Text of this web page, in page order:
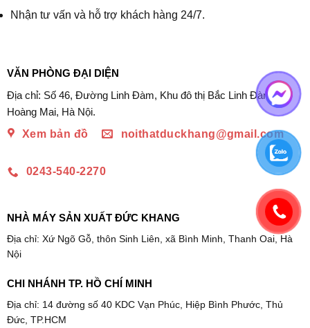
Nhận tư vấn và hỗ trợ khách hàng 24/7.
VĂN PHÒNG ĐẠI DIỆN
Địa chỉ: Số 46, Đường Linh Đàm, Khu đô thị Bắc Linh Đàm,
Hoàng Mai, Hà Nội.
Xem bản đồ
noithatduckhang@gmail.com
0243-540-2270
NHÀ MÁY SẢN XUẤT ĐỨC KHANG
Địa chỉ: Xứ Ngõ Gỗ, thôn Sinh Liên, xã Bình Minh, Thanh Oai, Hà
Nội
CHI NHÁNH TP. HỒ CHÍ MINH
Địa chỉ: 14 đường số 40 KDC Vạn Phúc, Hiệp Bình Phước, Thủ
Đức, TP.HCM